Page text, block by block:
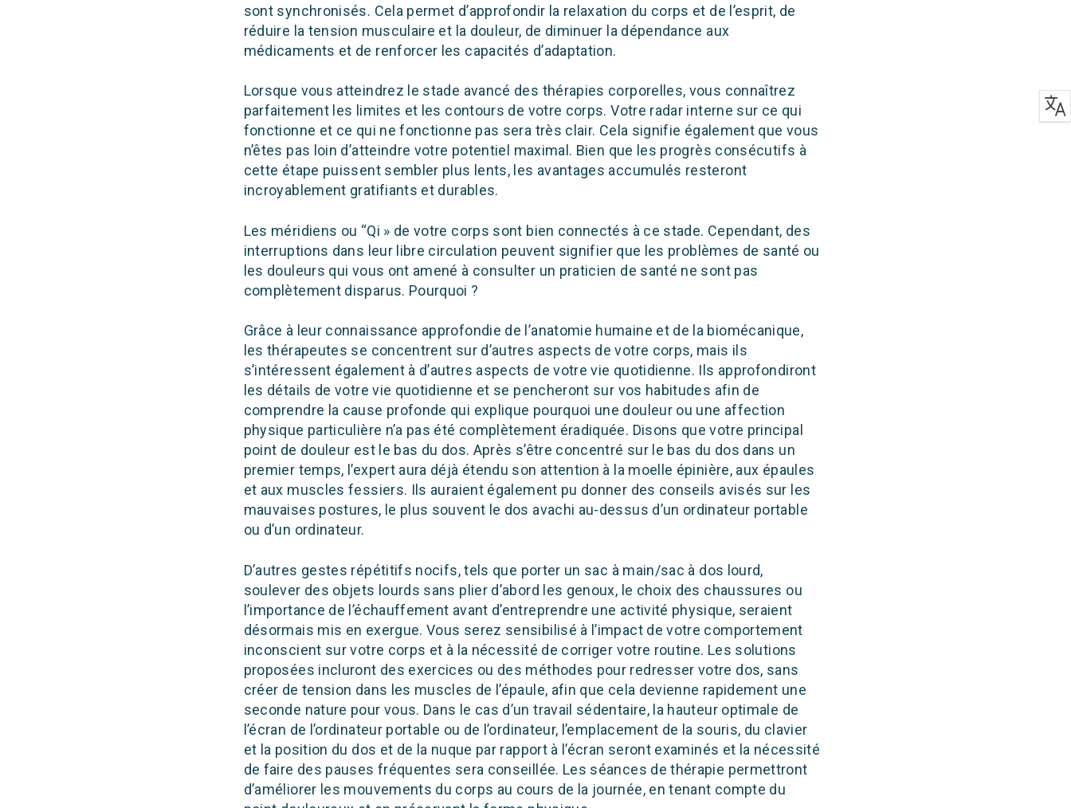
sont synchronisés. Cela permet d’approfondir la relaxation du corps et de l’esprit, de
réduire la tension musculaire et la douleur, de diminuer la dépendance aux
médicaments et de renforcer les capacités d’adaptation.
Lorsque vous atteindrez le stade avancé des thérapies corporelles, vous connaîtrez
parfaitement les limites et les contours de votre corps. Votre radar interne sur ce qui
fonctionne et ce qui ne fonctionne pas sera très clair. Cela signifie également que vous
n’êtes pas loin d’atteindre votre potentiel maximal. Bien que les progrès consécutifs à
cette étape puissent sembler plus lents, les avantages accumulés resteront
incroyablement gratifiants et durables.
Les méridiens ou “Qi » de votre corps sont bien connectés à ce stade. Cependant, des
interruptions dans leur libre circulation peuvent signifier que les problèmes de santé ou
les douleurs qui vous ont amené à consulter un praticien de santé ne sont pas
complètement disparus. Pourquoi ?
Grâce à leur connaissance approfondie de l’anatomie humaine et de la biomécanique,
les thérapeutes se concentrent sur d’autres aspects de votre corps, mais ils
s’intéressent également à d’autres aspects de votre vie quotidienne. Ils approfondiront
les détails de votre vie quotidienne et se pencheront sur vos habitudes afin de
comprendre la cause profonde qui explique pourquoi une douleur ou une affection
physique particulière n’a pas été complètement éradiquée. Disons que votre principal
point de douleur est le bas du dos. Après s’être concentré sur le bas du dos dans un
premier temps, l’expert aura déjà étendu son attention à la moelle épinière, aux épaules
et aux muscles fessiers. Ils auraient également pu donner des conseils avisés sur les
mauvaises postures, le plus souvent le dos avachi au-dessus d’un ordinateur portable
ou d’un ordinateur.
D’autres gestes répétitifs nocifs, tels que porter un sac à main/sac à dos lourd,
soulever des objets lourds sans plier d’abord les genoux, le choix des chaussures ou
l’importance de l’échauffement avant d’entreprendre une activité physique, seraient
désormais mis en exergue. Vous serez sensibilisé à l’impact de votre comportement
inconscient sur votre corps et à la nécessité de corriger votre routine. Les solutions
proposées incluront des exercices ou des méthodes pour redresser votre dos, sans
créer de tension dans les muscles de l’épaule, afin que cela devienne rapidement une
seconde nature pour vous. Dans le cas d’un travail sédentaire, la hauteur optimale de
l’écran de l’ordinateur portable ou de l’ordinateur, l’emplacement de la souris, du clavier
et la position du dos et de la nuque par rapport à l’écran seront examinés et la nécessité
de faire des pauses fréquentes sera conseillée. Les séances de thérapie permettront
d’améliorer les mouvements du corps au cours de la journée, en tenant compte du